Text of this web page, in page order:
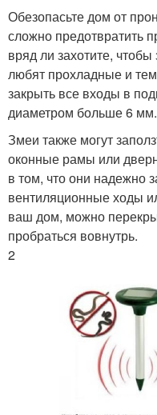
Обезопасьте дом от
сложно предотвратить
вряд ли захотите,
любят прохладные и
закрыть все входы в
диаметром больше 6 мм.
Змеи также могут
оконные рамы или
в том, что они надежно
вентиляционные ходы
ваш дом, можно
пробраться вовнутрь.
2